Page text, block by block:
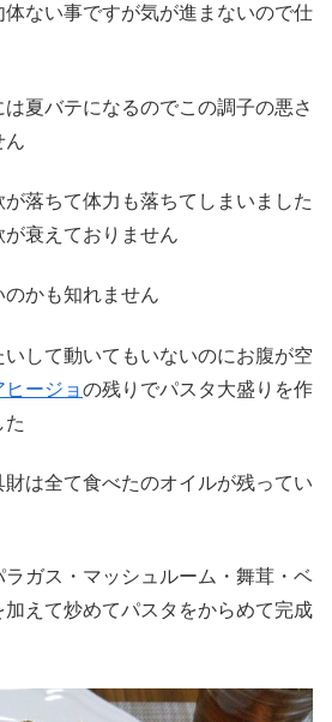
ない事ですが気が進まないので仕
夏バテになるのでこの調子の悪さ
ん
落ちて体力も落ちてしまいました
衰えておりません
かも知れません
して動いてもいないのにお腹が空
ージョの残りでパスタ大盛りを作
た
は全て食べたのオイルが残ってい
ガス・マッシュルーム・舞茸・ベ
えて炒めてパスタをからめて完成